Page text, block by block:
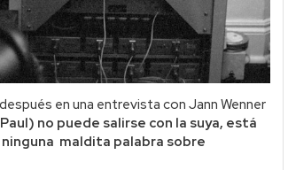
en una entrevista con Jann Wenner
no puede salirse con la suya, está
ninguna maldita palabra sobre